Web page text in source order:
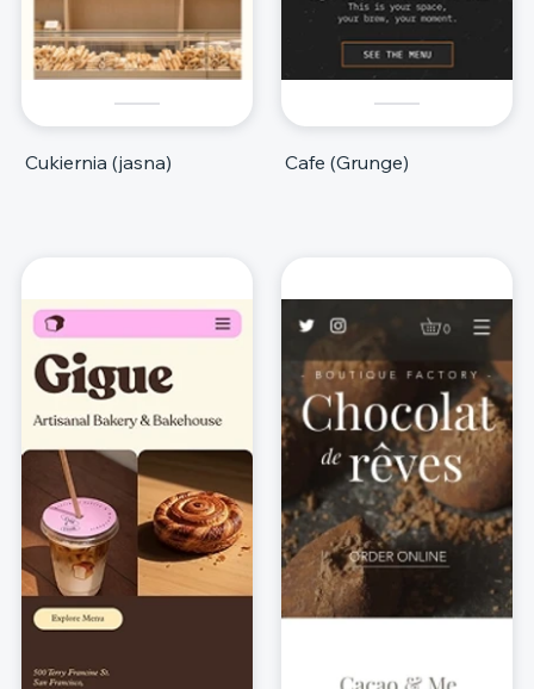
Cukiernia (jasna) Cafe (Grunge)